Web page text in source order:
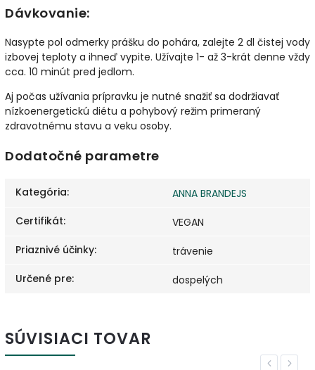
Dávkovanie:
Nasypte pol odmerky prášku do pohára, zalejte 2 dl čistej vody
izbovej teploty a ihneď vypite. Užívajte 1- až 3-krát denne vždy
cca. 10 minút pred jedlom.
Aj počas užívania prípravku je nutné snažiť sa dodržiavať
nízkoenergetickú diétu a pohybový režim primeraný
zdravotnému stavu a veku osoby.
Dodatočné parametre
Kategória:
ANNA BRANDEJS
Certifikát:
VEGAN
Priaznivé účinky:
trávenie
Určené pre: dospelých
SÚVISIACI TOVAR
Previous
Next